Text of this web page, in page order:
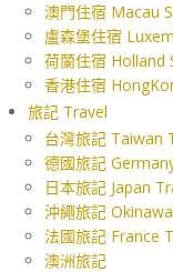
澳門住宿 Macau
盧森堡住宿
荷蘭住宿 Holland
香港住宿
旅記 Travel
台灣旅記 Taiwan
德國旅記
日本旅記 Japan
沖繩旅記
法國旅記 France
澳洲旅記